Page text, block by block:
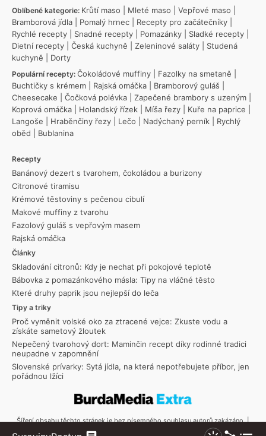
Oblíbené kategorie: Krůtí maso Mleté maso Vepřové maso
Bramborová jídla
Pomalý hrnec Recepty pro začátečníky
Rychlé recepty
Snadné recepty Pomazánky Sladké recepty
Dietní recepty
Česká kuchyně Zeleninové saláty
Studená
kuchyně
Dorty
Populární recepty: Čokoládové muffiny Fazolky na smetaně
Buchtičky s krémem
Rajská omáčka Bramborový guláš
Cheesecake
Čočková polévka Zapečené brambory s uzeným
Koprová omáčka
Holandský řízek Míša řezy Kuře na paprice
Langoše
Hraběnčiny řezy Lečo Nadýchaný perník
Rychlý
oběd
Bublanina
Recepty
Banánový dezert s tvarohem, čokoládou a burizony
Citronové tiramisu
Krémové těstoviny s pečenou cibulí
Makové muffiny z tvarohu
Fazolový guláš s vepřovým masem
Rajská omáčka
Články
Skladování citronů: Kdy je nechat při pokojové teplotě
Bábovka z pomazánkového másla: Tipy na vláčné těsto
Které druhy paprik jsou nejlepší do leča
Tipy a triky
Proč vyměnit volské oko za ztracené vejce: Zkuste vodu a
získáte sametový žloutek
Nepečený tvarohový dort: Maminčin recept díky rodinné tradici
neupadne v zapomnění
Slovenské prívarky: Sytá jídla, na která nepotřebujete příbor, jen
pořádnou lžíci
Šíření obsahu těchto stránek je bez písemného souhlasu autorů zakázáno. |